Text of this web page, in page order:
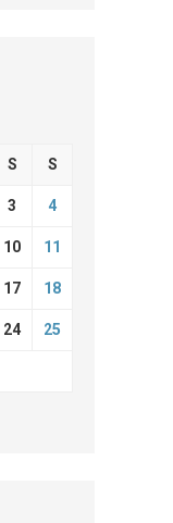
S S
3 4
10 11
17 18
24 25